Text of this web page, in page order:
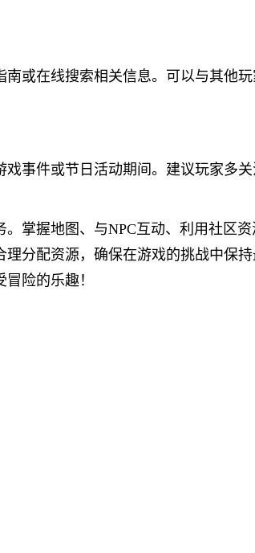
或在线搜索相关信息。可以与其他玩
事件或节日活动期间。建议玩家多关
掌握地图、与NPC互动、利用社区资
分配资源，确保在游戏的挑战中保持
险的乐趣！